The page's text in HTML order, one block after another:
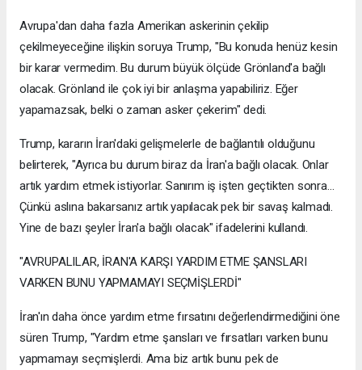
Avrupa'dan daha fazla Amerikan askerinin çekilip
çekilmeyeceğine ilişkin soruya Trump, "Bu konuda henüz kesin
bir karar vermedim. Bu durum büyük ölçüde Grönland'a bağlı
olacak. Grönland ile çok iyi bir anlaşma yapabiliriz. Eğer
yapamazsak, belki o zaman asker çekerim" dedi.
Trump, kararın İran'daki gelişmelerle de bağlantılı olduğunu
belirterek, "Ayrıca bu durum biraz da İran'a bağlı olacak. Onlar
artık yardım etmek istiyorlar. Sanırım iş işten geçtikten sonra...
Çünkü aslına bakarsanız artık yapılacak pek bir savaş kalmadı.
Yine de bazı şeyler İran'a bağlı olacak" ifadelerini kullandı.
"AVRUPALILAR, İRAN'A KARŞI YARDIM ETME ŞANSLARI
VARKEN BUNU YAPMAMAYI SEÇMİŞLERDİ"
İran'ın daha önce yardım etme fırsatını değerlendirmediğini öne
süren Trump, "Yardım etme şansları ve fırsatları varken bunu
yapmamayı seçmişlerdi. Ama biz artık bunu pek de